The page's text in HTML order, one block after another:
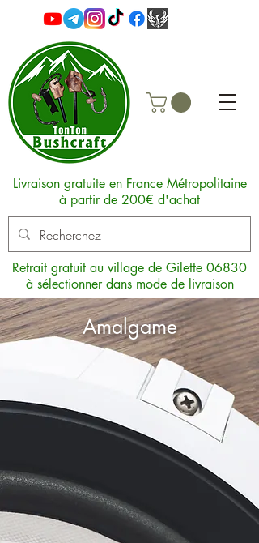
Livraison gratuite en France Métropolitaine
à partir de 200€ d'achat
Retrait gratuit au village de Gilette 06830
à sélectionner dans mode de livraison
Amalgame